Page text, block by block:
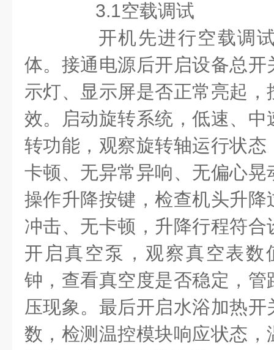
3.1空载调试
开机先进行空载调试
体。接通电源后开启设备总
示灯、显示屏是否正常亮起
效。启动旋转系统，低速、
转功能，观察旋转轴运行状
卡顿、无异常异响、无偏心
操作升降按键，检查机头升
冲击、无卡顿，升降行程符
开启真空泵，观察真空表数
钟，查看真空度是否稳定，
压现象。最后开启水浴加热
数，检测温控模块响应状态